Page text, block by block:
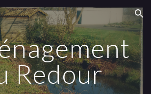
Skip to navigation
Redour